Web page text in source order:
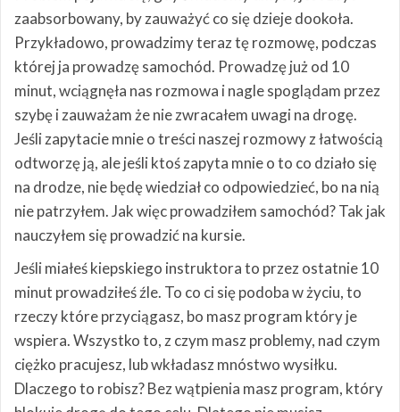
zaabsorbowany, by zauważyć co się dzieje dookoła.
Przykładowo, prowadzimy teraz tę rozmowę, podczas
której ja prowadzę samochód. Prowadzę już od 10
minut, wciągnęła nas rozmowa i nagle spoglądam przez
szybę i zauważam że nie zwracałem uwagi na drogę.
Jeśli zapytacie mnie o treści naszej rozmowy z łatwością
odtworzę ją, ale jeśli ktoś zapyta mnie o to co działo się
na drodze, nie będę wiedział co odpowiedzieć, bo na nią
nie patrzyłem. Jak więc prowadziłem samochód? Tak jak
nauczyłem się prowadzić na kursie.
Jeśli miałeś kiepskiego instruktora to przez ostatnie 10
minut prowadziłeś źle. To co ci się podoba w życiu, to
rzeczy które przyciągasz, bo masz program który je
wspiera. Wszystko to, z czym masz problemy, nad czym
ciężko pracujesz, lub wkładasz mnóstwo wysiłku.
Dlaczego to robisz? Bez wątpienia masz program, który